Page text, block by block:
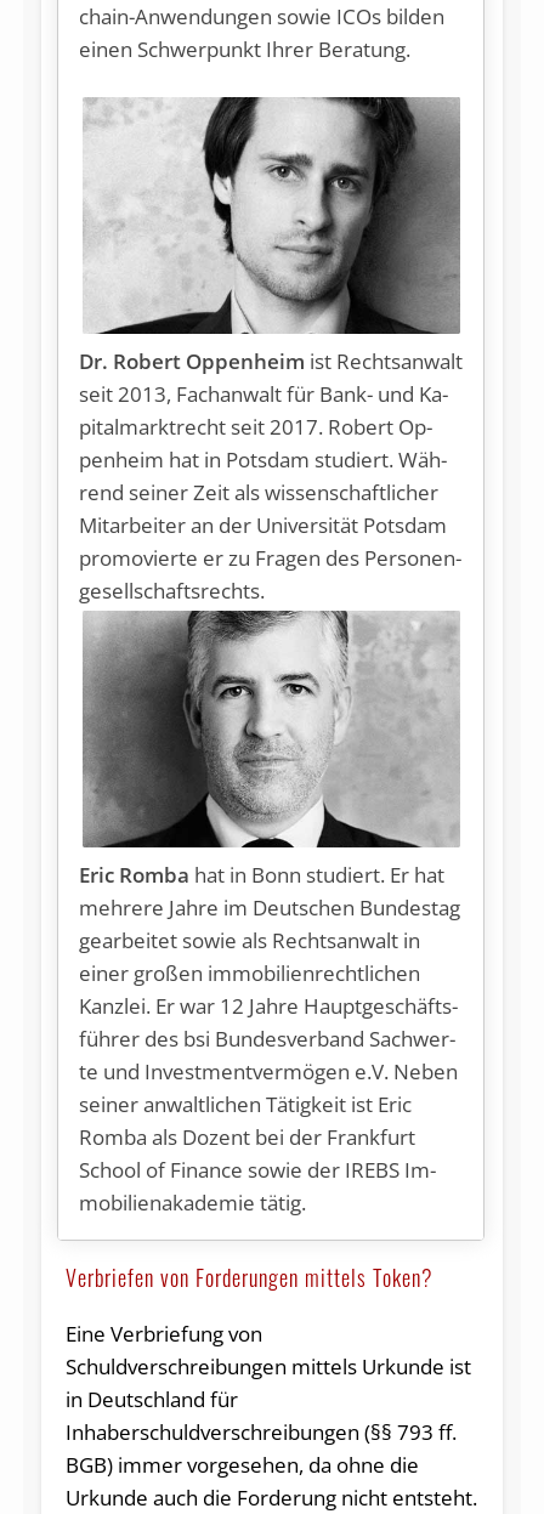
chain-An­wen­dun­gen so­wie ICOs bil­den
ei­nen Schwer­punkt Ih­rer Be­ra­tung.
Dr. Robert Oppenheim ist Rechts­an­walt
seit 2013, Fach­an­walt für Bank- und Ka­
pi­tal­markt­recht seit 2017. Ro­bert Op­
pen­heim hat in Pots­dam stu­diert. Wäh­
rend sei­ner Zeit als wis­sen­schaft­li­cher
Mit­ar­bei­ter an der Uni­ver­si­tät Pots­dam
pro­mo­vier­te er zu Fra­gen des Per­so­nen­
ge­sell­schafts­rechts.
Eric Romba hat in Bonn stu­diert. Er hat
meh­re­re Jah­re im Deut­schen Bun­des­tag
ge­ar­bei­tet so­wie als Rechts­an­walt in
einer großen immobilienrechtlichen
Kanzlei. Er war 12 Jah­re Haupt­ge­schäfts­
füh­rer des bsi Bun­des­ver­band Sach­wer­
te und In­vest­ment­ver­mö­gen e.V. Ne­ben
sei­ner an­walt­li­chen Tä­tig­keit ist Eric
Rom­ba als Do­zent bei der Frank­furt
School of Fi­nan­ce so­wie der IREBS Im­
mo­bi­li­en­aka­de­mie tätig.
Verbriefen von Forderungen mittels Token?
Eine Verbriefung von
Schuldverschreibungen mittels Urkunde ist
in Deutschland für
Inhaberschuldverschreibungen (§§ 793 ff.
BGB) immer vorgesehen, da ohne die
Urkunde auch die Forderung nicht entsteht.